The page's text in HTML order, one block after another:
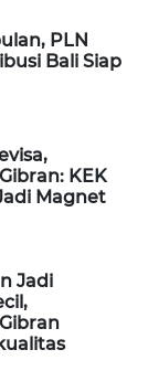
PLN
Bali Siap
KEK
Magnet
Jadi